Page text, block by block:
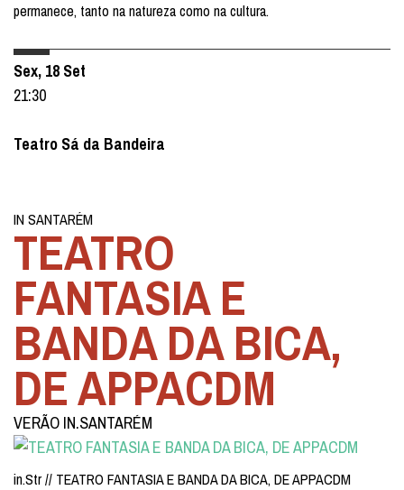
permanece, tanto na natureza como na cultura.
Sex, 18 Set
21:30
Teatro Sá da Bandeira
IN SANTARÉM
TEATRO
FANTASIA E
BANDA DA BICA,
DE APPACDM
VERÃO IN.SANTARÉM
in.Str // TEATRO FANTASIA E BANDA DA BICA, DE APPACDM